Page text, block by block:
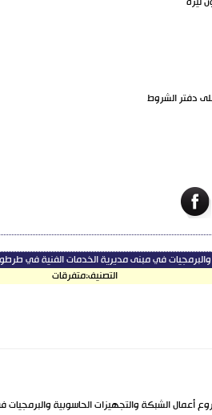
دفتر الشروط
في مبنى مديرية الخدمات الفنية في
التصنيف:متفرقات
الشبكة والتجهيزات الحاسوبية والبرمجيات